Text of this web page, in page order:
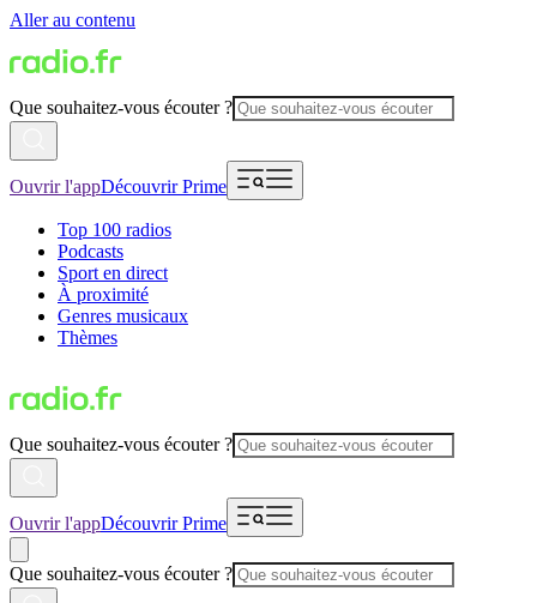
Aller au contenu
Que souhaitez-vous écouter ?
Ouvrir l'appDécouvrir Prime
Top 100 radios
Podcasts
Sport en direct
À proximité
Genres musicaux
Thèmes
Que souhaitez-vous écouter ?
Ouvrir l'appDécouvrir Prime
Que souhaitez-vous écouter ?